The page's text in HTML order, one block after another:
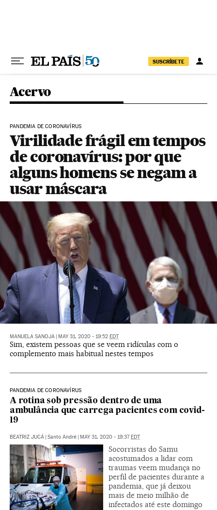
SUSCRÍBETE
Acervo
PANDEMIA DE CORONAVÍRUS
Virilidade frágil em tempos
de coronavírus: por que
alguns homens se negam a
usar máscara
MANUELA SANOJA MAY 31, 2020 - 19:52 EDT
Sim, existem pessoas que se veem ridículas com o
complemento mais habitual nestes tempos
PANDEMIA DE CORONAVÍRUS
A rotina sob pressão dentro de uma
ambulância que carrega pacientes com covid-
19
BEATRIZ JUCÁ Santo André MAY 31, 2020 - 19:37 EDT
Socorristas do Samu
acostumados a lidar com
traumas veem mudança no
perfil de pacientes durante a
pandemia, que já deixou
mais de meio milhão de
infectados até este domingo